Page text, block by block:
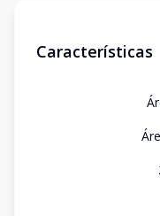
Características